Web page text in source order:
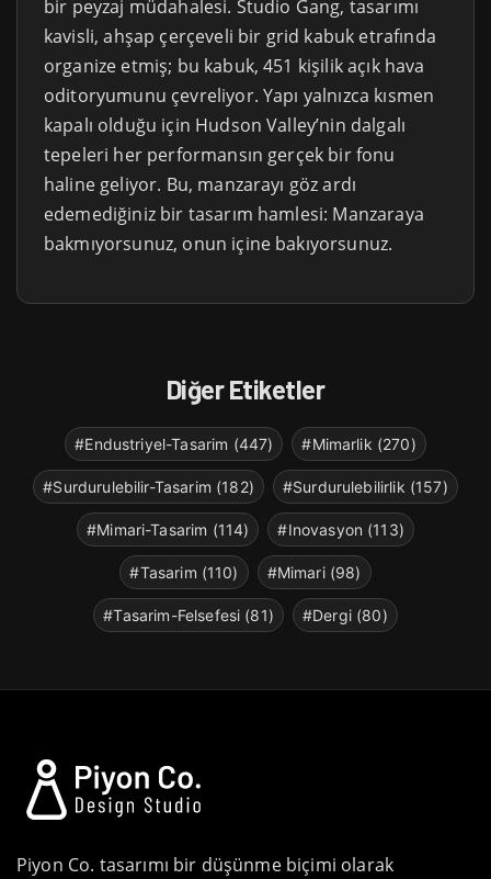
bir peyzaj müdahalesi. Studio Gang, tasarımı
kavisli, ahşap çerçeveli bir grid kabuk etrafında
organize etmiş; bu kabuk, 451 kişilik açık hava
oditoryumunu çevreliyor. Yapı yalnızca kısmen
kapalı olduğu için Hudson Valley’nin dalgalı
tepeleri her performansın gerçek bir fonu
haline geliyor. Bu, manzarayı göz ardı
edemediğiniz bir tasarım hamlesi: Manzaraya
bakmıyorsunuz, onun içine bakıyorsunuz.
Diğer Etiketler
#Endustriyel-Tasarim (447) #Mimarlik (270)
#Surdurulebilir-Tasarim (182) #Surdurulebilirlik (157)
#Mimari-Tasarim (114) #Inovasyon (113)
#Tasarim (110) #Mimari (98)
#Tasarim-Felsefesi (81) #Dergi (80)
Piyon Co. tasarımı bir düşünme biçimi olarak